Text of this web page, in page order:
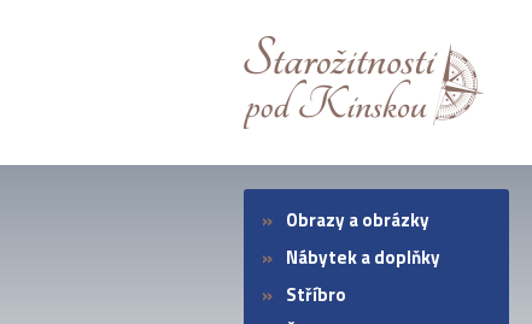
Obrazy a obrázky
Nábytek a doplňky
Stříbro